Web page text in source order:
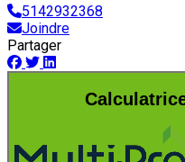
5142932368
Joindre
Partager